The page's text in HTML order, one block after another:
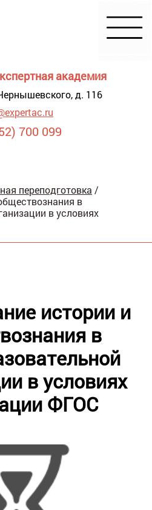
академия
д. 116
700 099
переподготовка /
в
в условиях
истории и
в
в условиях
ФГОС